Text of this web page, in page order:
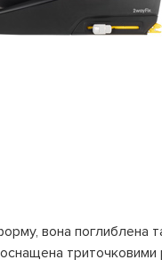
вона поглиблена
триточковими